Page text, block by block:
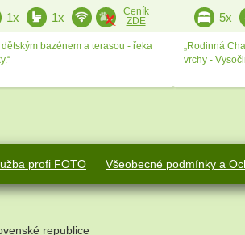
1x 1x
Ceník
ZDE
bazénem a terasou - řeka
5x
„Rodinná
vrchy -
profi FOTO Všeobecné podmínky a
republice